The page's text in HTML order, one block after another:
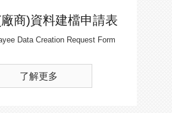
商)資料建檔申請表
Data Creation Request Form
了解更多